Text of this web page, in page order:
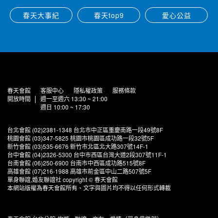
春天大事紀 春天top9 愛心公益
春天會館 客服中心 隱私權政策
服務條款
開放時間
週一至週六 13:30 ~ 21:00
週日 10:00 ~ 17:30
台北會館 (02)2381-1348 台北市中正區重慶南路一段49號8F
桃園會館 (03)347-5825 桃園市桃園區成功路一段32號5F
新竹會館 (03)535-6676 新竹市北區北大路307號14F-1
台中會館 (04)2326-5300 台中市西區台灣大道2段307號11F-1
台南會館 (06)250-6900 台南市中西區成功路515號8F
高雄會館 (07)216-1988 高雄市前金區中山二路507號5F
單身聯誼,婚友聯誼社 copyright © 春天會館
本網站版權為春天會館所有、文字與圖片均不得以任何形式轉載